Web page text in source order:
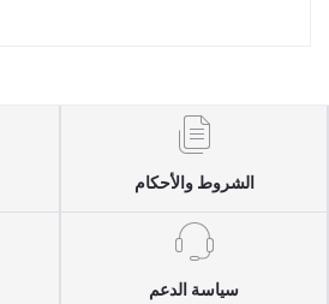
الشروط والأحكام
سياسة الدعم